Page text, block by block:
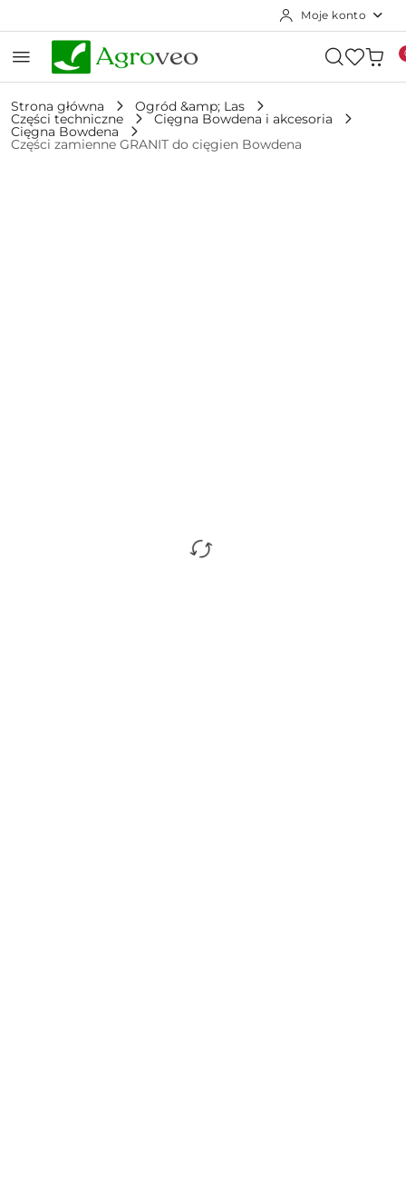
Moje konto
Strona główna Ogród &amp; Las
Części techniczne Cięgna Bowdena i akcesoria
Cięgna Bowdena
Części zamienne GRANIT do cięgien Bowdena